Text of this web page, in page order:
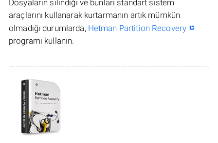
Dosyaların silindiği ve bunları standart sistem
araçlarını kullanarak kurtarmanın artık mümkün
olmadığı durumlarda, Hetman Partition Recovery
programı kullanın.